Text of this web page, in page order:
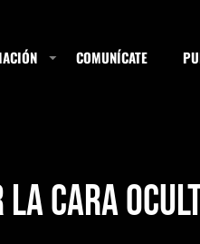
COMUNÍCATE
cara